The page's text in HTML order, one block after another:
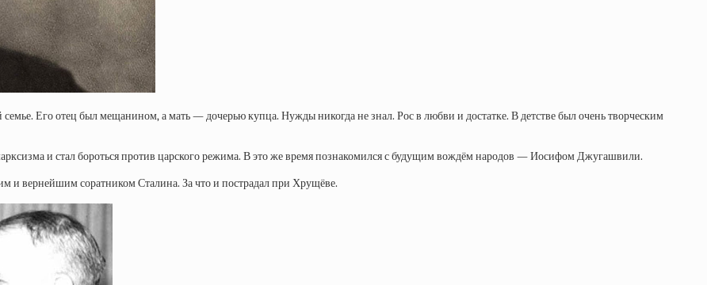
Его отец был мещанином, а мать — дочерью купца. Нужды никогда не знал. Рос в любви и достатке. В детстве был очень творческим
и стал бороться против царского режима. В это же время познакомился с будущим вождём народов — Иосифом Джугашвили.
вернейшим соратником Сталина. За что и пострадал при Хрущёве.